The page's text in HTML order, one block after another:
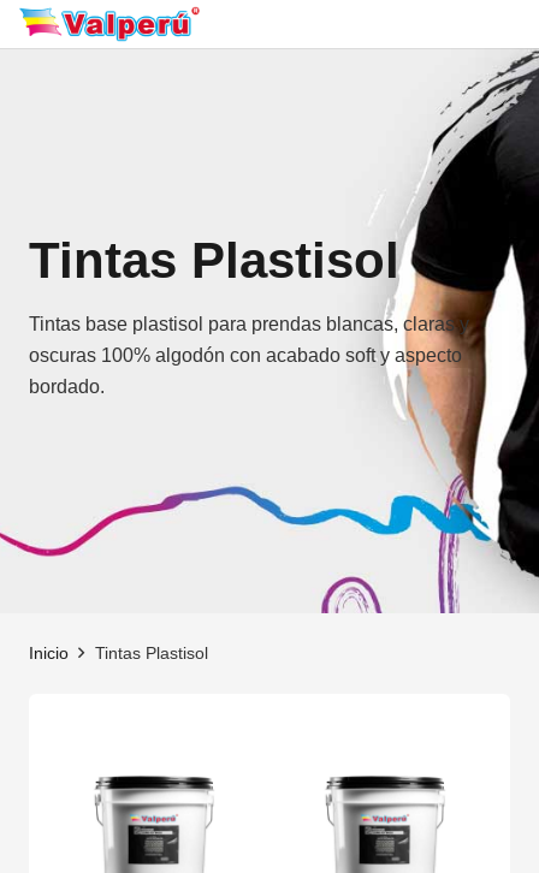
Tintas Plastisol
Tintas base plastisol para prendas blancas, claras y
oscuras 100% algodón con acabado soft y aspecto
bordado.
Inicio Tintas Plastisol